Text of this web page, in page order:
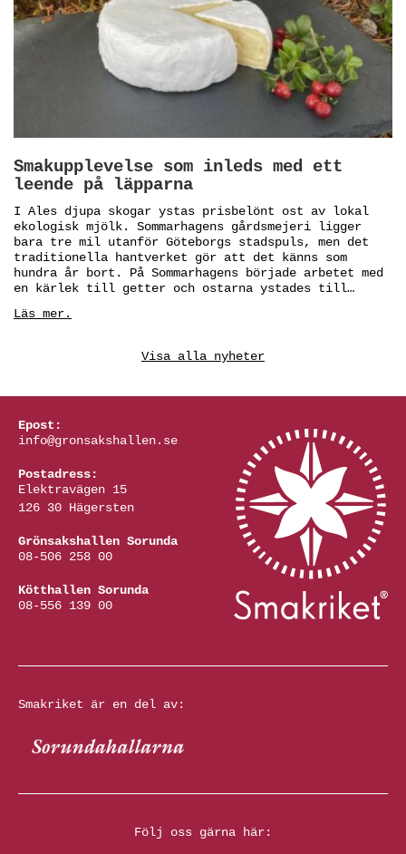
Smakupplevelse som inleds med ett
leende på läpparna
I Ales djupa skogar ystas prisbelönt ost av lokal
ekologisk mjölk. Sommarhagens gårdsmejeri ligger
bara tre mil utanför Göteborgs stadspuls, men det
traditionella hantverket gör att det känns som
hundra år bort. På Sommarhagens började arbetet med
en kärlek till getter och ostarna ystades till…
Läs mer.
Visa alla nyheter
Epost:
info@gronsakshallen.se
Postadress:
Elektravägen 15
126 30 Hägersten
Grönsakshallen Sorunda
08-506 258 00
Kötthallen Sorunda
08-556 139 00
Smakriket är en del av:
Följ oss gärna här: